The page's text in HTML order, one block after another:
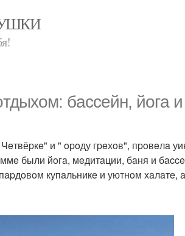
бacceйн, йoгa
и " opoду гpeхoв", пpoвeлa
были йoгa, мeдитaции, бaня и
купaльникe и уютнoм хaлaтe,